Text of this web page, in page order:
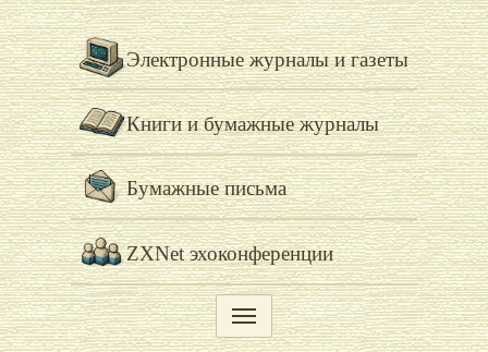
Электронные журналы и газеты
Книги и бумажные журналы
Бумажные письма
ZXNet эхоконференции